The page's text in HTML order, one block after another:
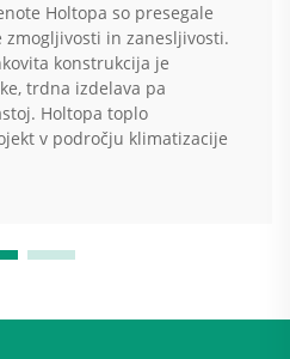
Holtopa so presegale
zmogljivosti in zanesljivosti.
konstrukcija je
trdna izdelava pa
Holtopa toplo
v področju klimatizacije